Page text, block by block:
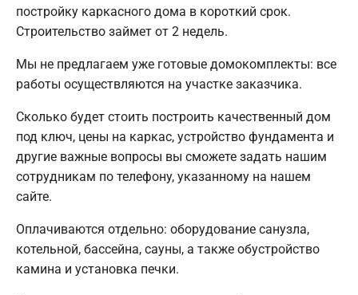
постройку каркасного дома в короткий срок.
Строительство займет от 2 недель.
Мы не предлагаем уже готовые домокомплекты: все
работы осуществляются на участке заказчика.
Сколько будет стоить построить качественный дом
под ключ, цены на каркас, устройство фундамента и
другие важные вопросы вы сможете задать нашим
сотрудникам по телефону, указанному на нашем
сайте.
Оплачиваются отдельно: оборудование санузла,
котельной, бассейна, сауны, а также обустройство
камина и установка печки.